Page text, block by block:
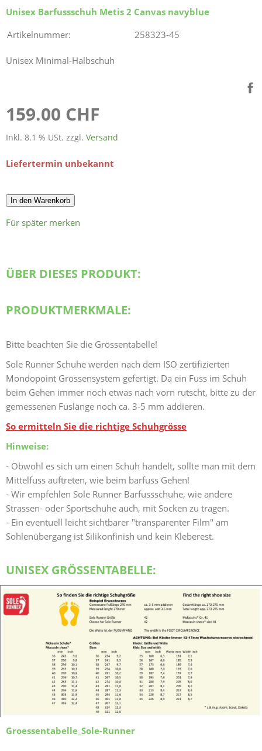
Unisex Barfussschuh Metis 2 Canvas navyblue
Artikelnummer:
258323-45
Unisex Minimal-Halbschuh
159.00 CHF
Inkl. 8.1 % USt. zzgl. Versand
Liefertermin unbekannt
In den Warenkorb
Für später merken
ÜBER DIESES PRODUKT:
PRODUKTMERKMALE:
Bitte beachten Sie die Grössentabelle!
Sole Runner Schuhe werden nach dem ISO zertifizierten
Mondopoint Grössensystem gefertigt. Da ein Fuss im Schuh
beim Gehen immer noch etwas nach vorn rutscht, bitte zu der
gemessenen Fuslänge noch ca. 3-5 mm addieren.
So ermitteln Sie die richtige Schuhgrösse
Hinweise:
- Obwohl es sich um einen Schuh handelt, sollte man mit dem
Mittelfuss auftreten, wie beim barfuss Gehen!
- Wir empfehlen Sole Runner Barfussschuhe, wie andere
Strassen- oder Sportschuhe auch, mit Socken zu tragen.
- Ein eventuell leicht sichtbarer "transparenter Film" am
Sohlenübergang ist Silikonfinish und kein Kleberest.
UNISEX GRÖSSENTABELLE:
Groessentabelle_Sole-Runner